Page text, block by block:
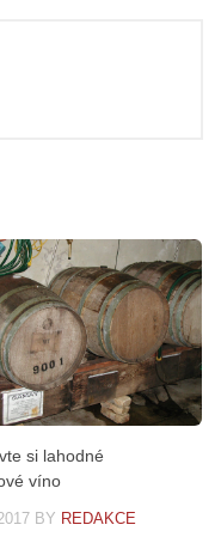
si lahodné
víno
BY REDAKCE